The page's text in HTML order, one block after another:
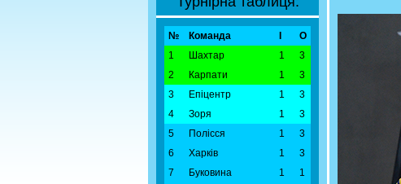
№ Команда
О
1
Шахтар 1
3
2
Карпати 1
3
3
Епіцентр 1
3
4
Зоря 1
3
5
Полісся 1
3
6
Харків 1
3
7
Буковина 1
1